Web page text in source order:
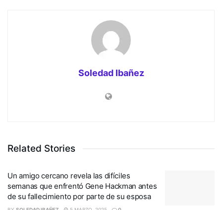
Soledad Ibañez
Related Stories
Un amigo cercano revela las difíciles
semanas que enfrentó Gene Hackman antes
de su fallecimiento por parte de su esposa